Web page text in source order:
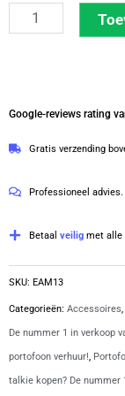
Hytera
beveiligings
EAM13
Google-reviews rating
Gratis verzending
Professioneel advies.
Betaal veilig met alle
SKU: EAM13
Categorieën: Accessoires,
De nummer 1 in verkoop
portofoon verhuur!,
talkie kopen? De nummer